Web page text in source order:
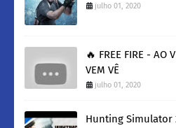
julho 01, 2020
🔥 FREE FIRE - AO
VEM VÊ
julho 01, 2020
Hunting Simulator